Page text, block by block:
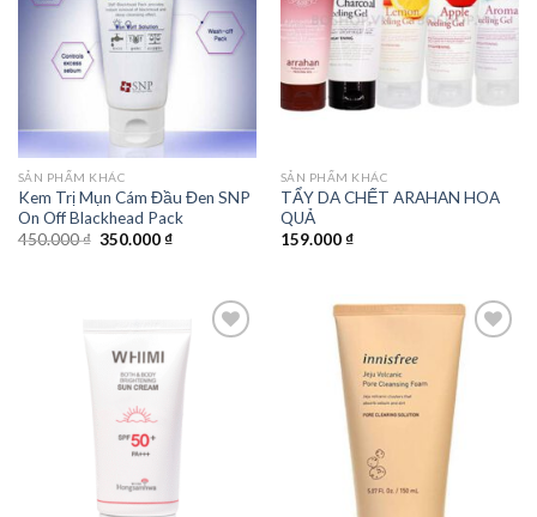
SẢN PHẨM KHÁC
Kem Trị Mụn Cám Đầu Đen SNP
On Off Blackhead Pack
450.000₫ Giá
350.000₫Giá
350.000 ₫.
SẢN PHẨM KHÁC
TẨY DA CHẾT ARAHAN HOA
QUẢ
159.000₫